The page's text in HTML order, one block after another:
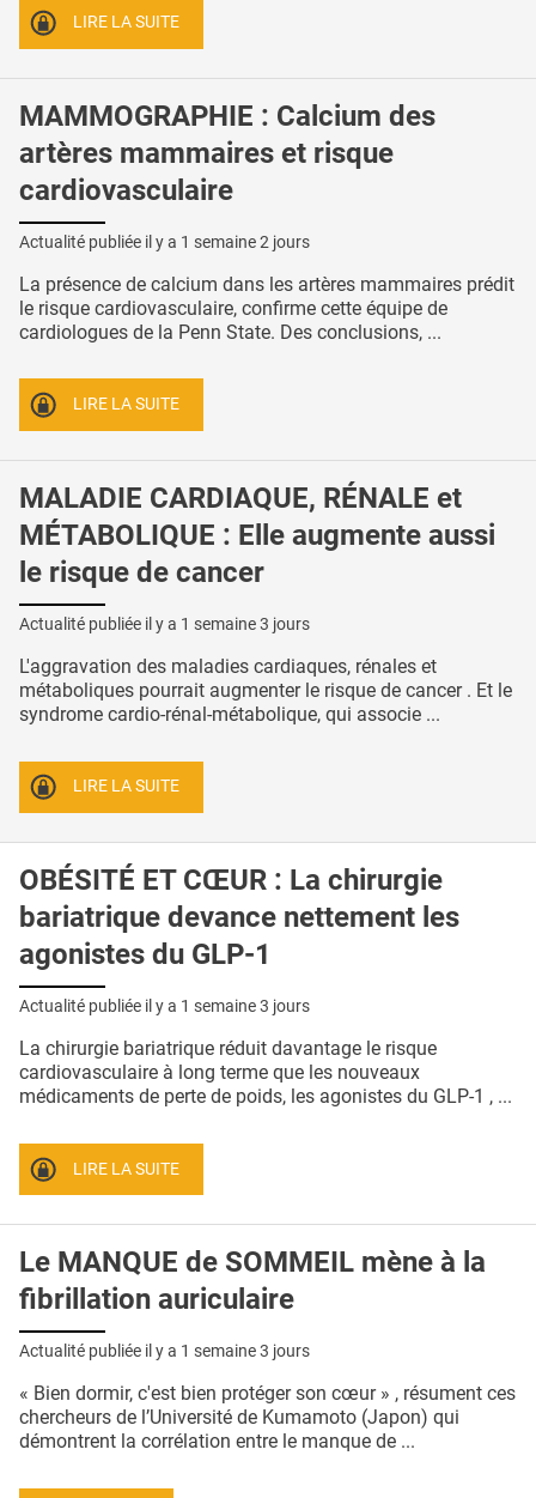
LIRE LA SUITE
MAMMOGRAPHIE : Calcium des
artères mammaires et risque
cardiovasculaire
Actualité publiée il y a 1 semaine 2 jours
La présence de calcium dans les artères mammaires prédit
le risque cardiovasculaire, confirme cette équipe de
cardiologues de la Penn State. Des conclusions, ...
LIRE LA SUITE
MALADIE CARDIAQUE, RÉNALE et
MÉTABOLIQUE : Elle augmente aussi
le risque de cancer
Actualité publiée il y a 1 semaine 3 jours
L'aggravation des maladies cardiaques, rénales et
métaboliques pourrait augmenter le risque de cancer . Et le
syndrome cardio-rénal-métabolique, qui associe ...
LIRE LA SUITE
OBÉSITÉ ET CŒUR : La chirurgie
bariatrique devance nettement les
agonistes du GLP-1
Actualité publiée il y a 1 semaine 3 jours
La chirurgie bariatrique réduit davantage le risque
cardiovasculaire à long terme que les nouveaux
médicaments de perte de poids, les agonistes du GLP-1 , ...
LIRE LA SUITE
Le MANQUE de SOMMEIL mène à la
fibrillation auriculaire
Actualité publiée il y a 1 semaine 3 jours
« Bien dormir, c'est bien protéger son cœur » , résument ces
chercheurs de l’Université de Kumamoto (Japon) qui
démontrent la corrélation entre le manque de ...